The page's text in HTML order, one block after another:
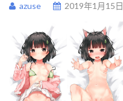
azuse 2019年1月15日